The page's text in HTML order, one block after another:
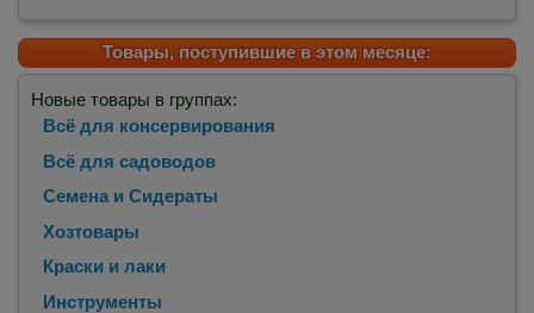
Товары, поступившие в этом месяце:
Новые товары в группах:
Всё для консервирования
Всё для садоводов
Семена и Сидераты
Хозтовары
Краски и лаки
Инструменты